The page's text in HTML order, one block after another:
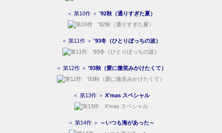
＜ 第10作 ＞ '92秋（通りすぎた夏）
＜ 第11作 ＞ '93冬（ひとりぼっちの波）
＜ 第12作 ＞ '93秋（愛に微笑みかけたくて）
＜ 第13作 ＞ X'mas スペシャル
＜ 第14作 ＞ ～いつも海があった～